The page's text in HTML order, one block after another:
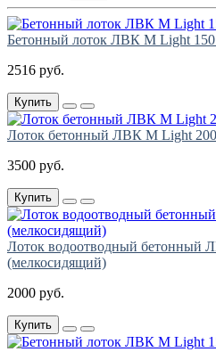
Бетонный лоток ЛВК М Light
2516 руб.
Купить
Лоток бетонный ЛВК М Light
3500 руб.
Купить
Лоток водоотводный
(мелкосидящий)
2000 руб.
Купить